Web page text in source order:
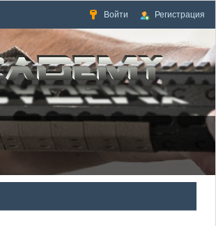
Войти Регистрация